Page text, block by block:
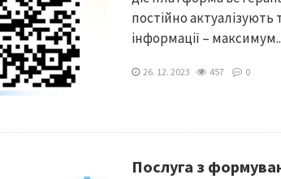
постійно
інформації –
26. 12. 2023 457 0
Послуга з